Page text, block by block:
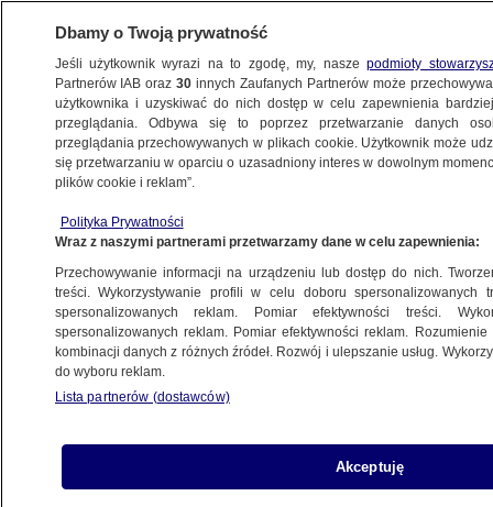
WARSZAWA
ULICE
Najpierw mandat, teraz akt oskarżenia
5.06.2020, 10:36
Udostępnij
Dbamy o Twoją prywatność
Jeśli użytkownik wyrazi na to zgodę, my, naszepodmioty
Partnerów IAB oraz30 innych Zaufanych Partnerów może
użytkownika i uzyskiwać do nich dostęp w celu zapewnienia
przeglądania. Odbywa się to poprzez przetwarzanie danych
przeglądania przechowywanych w plikach cookie. Użytkownik może
się przetwarzaniu w oparciu o uzasadniony interes w dowolnym
plików cookie i reklam”.
Polityka Prywatności
Wraz z naszymi partnerami przetwarzamy dane w celu zapewnienia:
Przechowywanie informacji na urządzeniu lub dostęp do nich.
treści. Wykorzystywanie profili w celu doboru spersonalizowanych
spersonalizowanych reklam. Pomiar efektywności treści.
spersonalizowanych reklam. Pomiar efektywności reklam.
kombinacji danych z różnych źródeł. Rozwój i ulepszanie usług.
do wyboru reklam.
Lista partnerów (dostawców)
Akceptuję